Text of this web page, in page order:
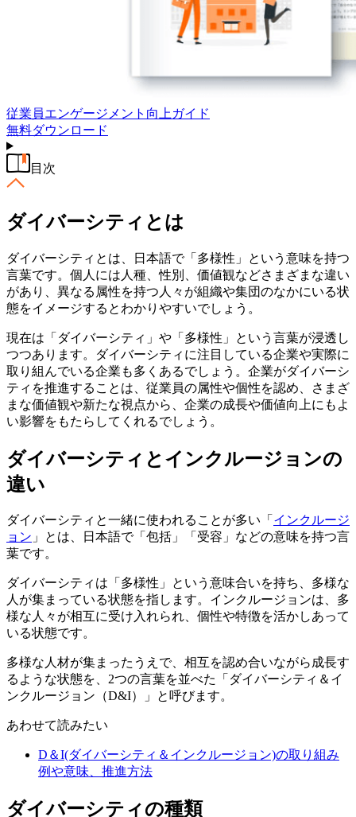
従業員エンゲージメント向上ガイド
無料ダウンロード
目次
ダイバーシティとは
ダイバーシティとは、日本語で「多様性」という意味を持つ
言葉です。個人には人種、性別、価値観などさまざまな違い
があり、異なる属性を持つ人々が組織や集団のなかにいる状
態をイメージするとわかりやすいでしょう。
現在は「ダイバーシティ」や「多様性」という言葉が浸透し
つつあります。ダイバーシティに注目している企業や実際に
取り組んでいる企業も多くあるでしょう。企業がダイバーシ
ティを推進することは、従業員の属性や個性を認め、さまざ
まな価値観や新たな視点から、企業の成長や価値向上にもよ
い影響をもたらしてくれるでしょう。
ダイバーシティとインクルージョンの
違い
ダイバーシティと一緒に使われることが多い「 インクルージ
ョン 」とは、日本語で「包括」「受容」などの意味を持つ言
葉です。
ダイバーシティは「多様性」という意味合いを持ち、多様な
人が集まっている状態を指します。インクルージョンは、多
様な人々が相互に受け入れられ、個性や特徴を活かしあって
いる状態です。
多様な人材が集まったうえで、相互を認め合いながら成長す
るような状態を、2つの言葉を並べた「ダイバーシティ＆イ
ンクルージョン（D&I）」と呼びます。
あわせて読みたい
D＆I(ダイバーシティ＆インクルージョン)の取り組み
例や意味、推進方法
ダイバーシティの種類